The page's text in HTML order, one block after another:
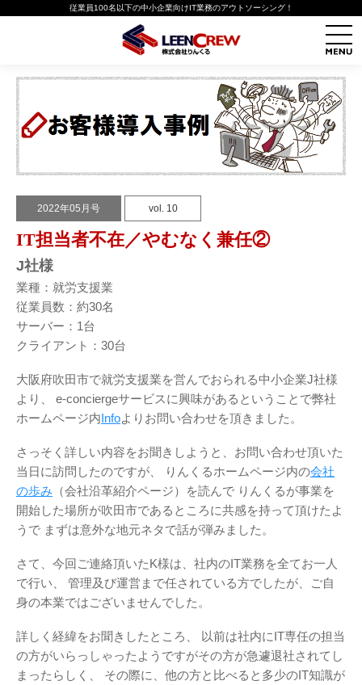
従業員100名以下の中小企業向けIT業務のアウトソーシング！
2022年05月号 vol. 10
IT担当者不在／やむなく兼任②
J社様
業種：就労支援業
従業員数：約30名
サーバー：1台
クライアント：30台
大阪府吹田市で就労支援業を営んでおられる中小企業J社様
より、
e-conciergeサービスに興味があるということで弊社
ホームページ内Infoよりお問い合わせを頂きました。
さっそく詳しい内容をお聞きしようと、お問い合わせ頂いた
当日に訪問したのですが、
りんくるホームページ内の会社
の歩み （会社沿革紹介ページ）を読んで りんくるが事業を
開始した場所が吹田市であるところに共感を持って頂けたよ
うで まずは意外な地元ネタで話が弾みました。
さて、今回ご連絡頂いたK様は、社内のIT業務を全てお一人
で行い、
管理及び運営まで任されている方でしたが、ご自
身の本業ではございませんでした。
詳しく経緯をお聞きしたところ、
以前は社内にIT専任の担当
の方がいらっしゃったようですがその方が急遽退社されてし
まったらしく、
その際に、他の方と比べると多少のIT知識が